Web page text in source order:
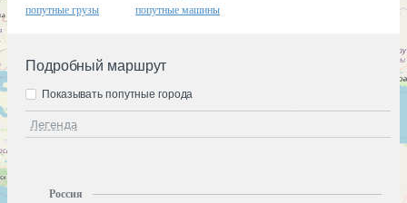
попутные грузы попутные машины
Подробный маршрут
Легенда
Показывать попутные города
Россия